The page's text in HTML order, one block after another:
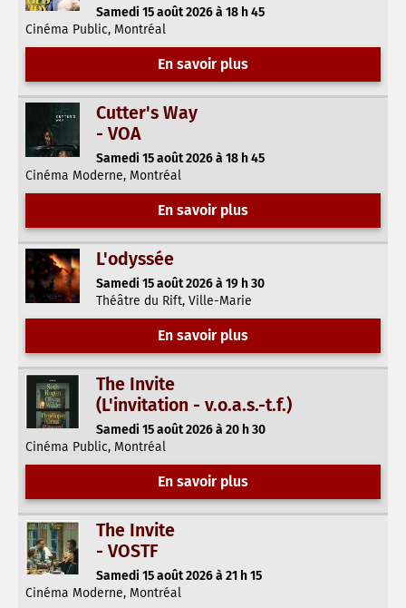
Samedi 15 août 2026 à 18 h 45
Cinéma Public, Montréal
En savoir plus
Cutter's Way
- VOA
Samedi 15 août 2026 à 18 h 45
Cinéma Moderne, Montréal
En savoir plus
L'odyssée
Samedi 15 août 2026 à 19 h 30
Théâtre du Rift, Ville-Marie
En savoir plus
The Invite
(L'invitation - v.o.a.s.-t.f.)
Samedi 15 août 2026 à 20 h 30
Cinéma Public, Montréal
En savoir plus
The Invite
- VOSTF
Samedi 15 août 2026 à 21 h 15
Cinéma Moderne, Montréal